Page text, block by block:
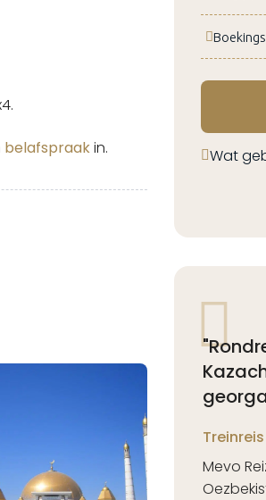
belafspraakin.
Wat
Mevo